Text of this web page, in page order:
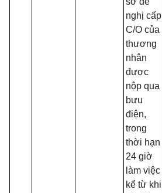
nghị cấp
C/O của
thương
nhân
được
nộp qua
bưu
điện,
trong
thời hạn
24 giờ
làm việc
kể từ khi